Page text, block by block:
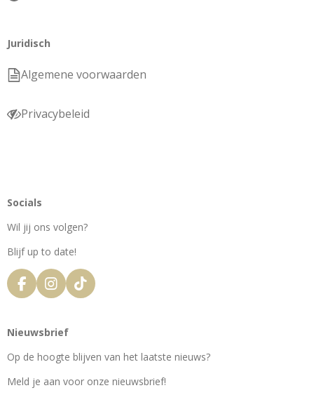
Juridisch
Algemene voorwaarden
Privacybeleid
Socials
Wil jij ons volgen?
Blijf up to date!
F
a
e
o
k
I
n
t
g
a
T
i
k
Nieuwsbrief
Op de hoogte blijven van het laatste nieuws?
Meld je aan voor onze nieuwsbrief!